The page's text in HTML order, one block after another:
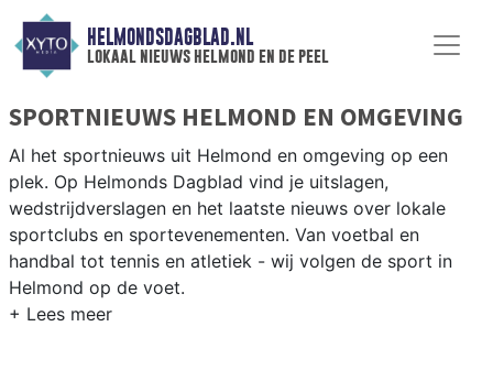
HELMONDSDAGBLAD.NL
lokaal nieuws helmond en de peel
SPORTNIEUWS HELMOND EN OMGEVING
Al het sportnieuws uit Helmond en omgeving op een
plek. Op Helmonds Dagblad vind je uitslagen,
wedstrijdverslagen en het laatste nieuws over lokale
sportclubs en sportevenementen. Van voetbal en
handbal tot tennis en atletiek - wij volgen de sport in
Helmond op de voet.